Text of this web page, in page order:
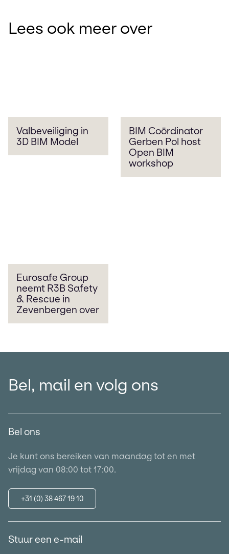
Lees ook meer over
Valbeveiliging in
3D BIM Model
BIM Coördinator
Gerben Pol host
Open BIM
workshop
Eurosafe Group
neemt R3B Safety
& Rescue in
Zevenbergen over
Bel, mail en volg ons
Bel ons
Je kunt ons bereiken van maandag tot en met
vrijdag van 08:00 tot 17:00.
+31 (0) 38 467 19 10
Stuur een e-mail